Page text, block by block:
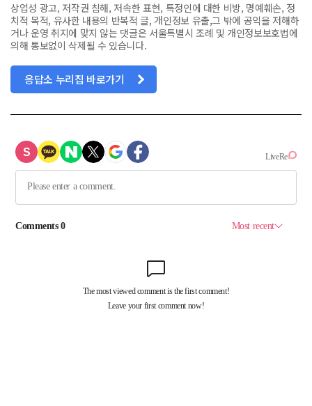
상업성 광고, 저작권 침해, 저속한 표현, 특정인에 대한 비방, 명예훼손, 정
치적 목적, 유사한 내용의 반복적 글, 개인정보 유출,그 밖에 공익을 저해하
거나 운영 취지에 맞지 않는 댓글은 서울특별시 조례 및 개인정보보호법에
의해 통보없이 삭제될 수 있습니다.
응답소 누리집 바로가기